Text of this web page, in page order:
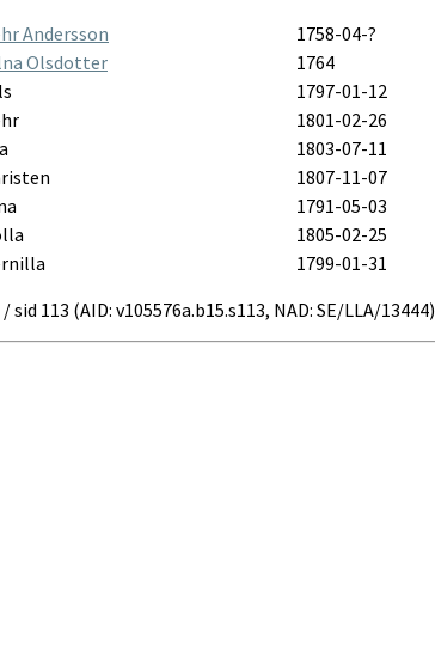
Andersson
1758-04-?
Olsdotter 1764
1797-01-12
1801-02-26
1803-07-11
1807-11-07
1791-05-03
1805-02-25
1799-01-31
113 (AID: v105576a.b15.s113, NAD: SE/LLA/13444)